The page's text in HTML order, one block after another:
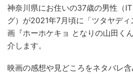
神奈川県にお住いの37歳の男性（
グ）が2021年7月頃に「ツタヤデ
画『ホーホケキョ となりの山田く
介します。
映画の感想や見どころをネタバレ